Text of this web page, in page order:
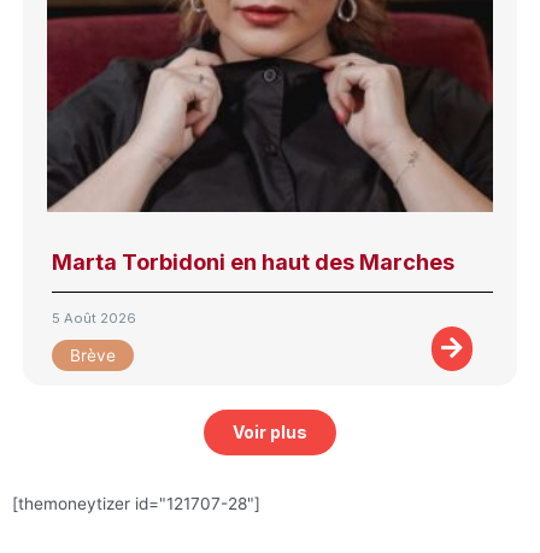
Marta Torbidoni en haut des Marches
5 Août 2026
Brève
Voir plus
[themoneytizer id="121707-28"]